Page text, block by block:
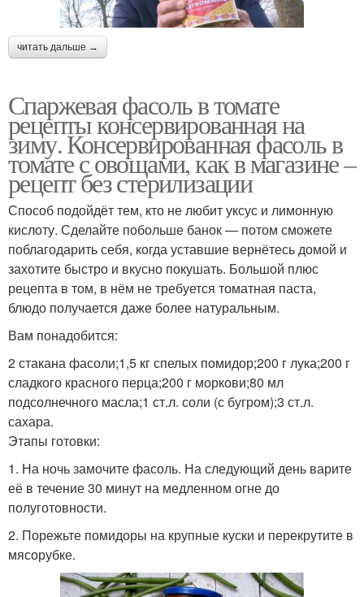
читать дальше →
Спаржевая фасоль в томате
рецепты консервированная на
зиму. Консервированная фасоль в
томате с овощами, как в магазине –
рецепт без стерилизации
Способ подойдёт тем, кто не любит уксус и лимонную
кислоту. Сделайте побольше банок — потом сможете
поблагодарить себя, когда уставшие вернётесь домой и
захотите быстро и вкусно покушать. Большой плюс
рецепта в том, в нём не требуется томатная паста,
блюдо получается даже более натуральным.
Вам понадобится:
2 стакана фасоли;1,5 кг спелых помидор;200 г лука;200 г
сладкого красного перца;200 г моркови;80 мл
подсолнечного масла;1 ст.л. соли (с бугром);3 ст.л.
сахара.
Этапы готовки:
1. На ночь замочите фасоль. На следующий день варите
её в течение 30 минут на медленном огне до
полуготовности.
2. Порежьте помидоры на крупные куски и перекрутите в
мясорубке.